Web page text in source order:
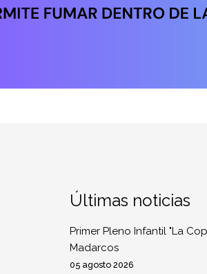
Últimas noticias
Primer Pleno Infantil "La
Madarcos
05 agosto 2026